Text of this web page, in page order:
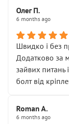
Олег П.
6 months ago
Швидко і без
Додатково за
зайвих питань
болт від
Roman A.
6 months ago